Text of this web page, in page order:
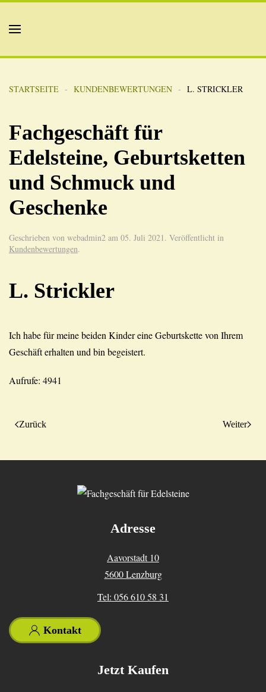
STARTSEITE KUNDENBEWERTUNGEN L. STRICKLER
Fachgeschäft für
Edelsteine, Geburtsketten
und Schmuck und
Geschenke
Geschrieben von webadmin2 am 05. Juli 2021. Veröffentlicht in
Kundenbewertungen.
L. Strickler
Ich habe für meine beiden Kinder eine Geburtskette von Ihrem
Geschäft erhalten und bin begeistert.
Aufrufe: 4941
Zurück Weiter
Adresse
Aavorstadt 10
5600 Lenzburg
Tel: 056 610 58 31
Kontakt
Jetzt Kaufen